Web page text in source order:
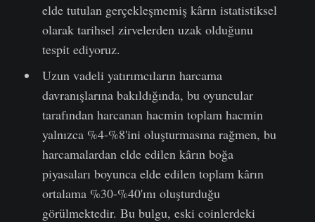
elde tutulan gerçekleşmemiş kârın istatistiksel
olarak tarihsel zirvelerden uzak olduğunu
tespit ediyoruz.
Uzun vadeli yatırımcıların harcama
davranışlarına bakıldığında, bu oyuncular
tarafından harcanan hacmin toplam hacmin
yalnızca %4-%8'ini oluşturmasına rağmen, bu
harcamalardan elde edilen kârın boğa
piyasaları boyunca elde edilen toplam kârın
ortalama %30-%40'ını oluşturduğu
görülmektedir. Bu bulgu, eski coinlerdeki